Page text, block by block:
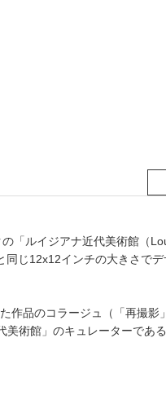
「ルイジアナ近代美術館（
じ12x12インチの大きさでデ
作品のコラージュ（「再撮影
美術館」のキュレーターであ